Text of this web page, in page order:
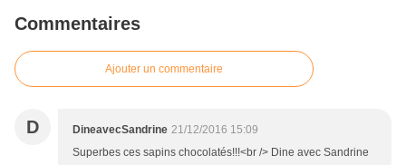
Commentaires
Ajouter un commentaire
D DineavecSandrine 21/12/2016 15:09
Superbes ces sapins chocolatés!!!<br /> Dine avec Sandrine